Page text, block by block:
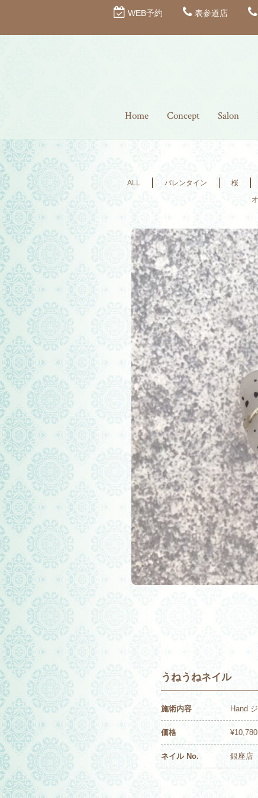
WEB予約 表参道店
Home Concept Salon
ALL バレンタイン 桜
うねうねネイル
施術内容 Hand
価格
ネイル No. 銀座店